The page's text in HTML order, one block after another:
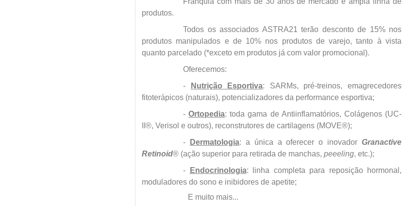
produtos.
Todos os associados ASTRA21 terão desconto de 15% nos
produtos manipulados e de 10% nos produtos de varejo, tanto à vista
quanto parcelado (*exceto em produtos já com valor promocional).
Oferecemos:
-
Nutrição Esportiva: SARMs, pré-treinos, emagrecedores
fitoterápicos (naturais), potencializadores da performance esportiva;
-Ortopedia: toda gama de Antiinflamatórios, Colágenos (UC-
II®, Verisol e outros), reconstrutores de cartilagens (MOVE®);
-
Dermatologia: a única a oferecer o inovadorGranactive
Retinoid® (ação superior para retirada de manchas, peeeling, etc.);
-
Endocrinologia: linha completa para reposição hormonal,
moduladores do sono e inibidores de apetite;
E muito mais...